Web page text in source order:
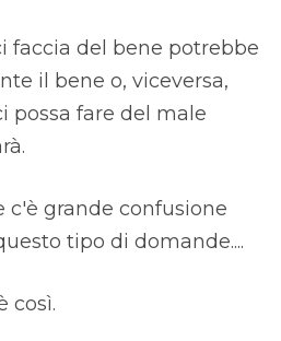
faccia del bene potrebbe
il bene o, viceversa,
possa fare del male
c'è grande confusione
tipo di domande....
così.